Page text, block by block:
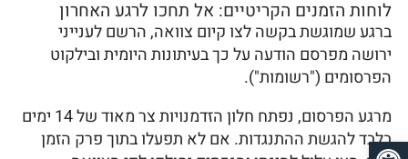
לוחות הזמנים הקריטיים: אל תחכו לרגע האחרון
ברגע שמוגשת בקשה לצו קיום צוואה, הרשם לענייני
ירושה מפרסם הודעה על כך בעיתונות היומית ובילקוט
הפרסומים ("רשומות").
מרגע הפרסום, נפתח חלון הזדמנויות צר מאוד של 14 ימים
בלבד להגשת ההתנגדות. אם לא תפעלו בתוך פרק הזמן
פתח סרגל נגישות